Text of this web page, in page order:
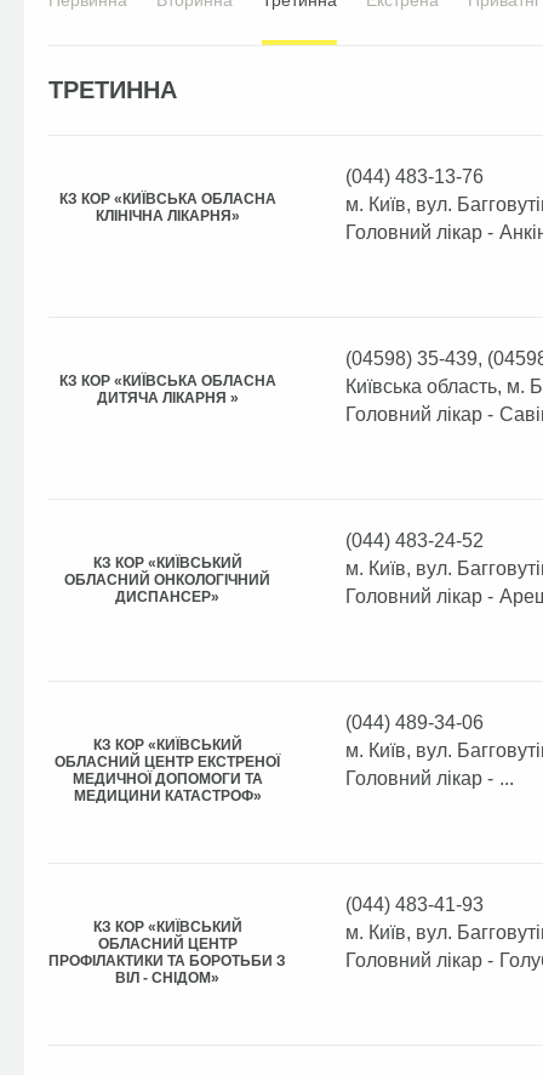
ТРЕТИННА
КЗ КОР «КИЇВСЬКА ОБЛАСНА
КЛІНІЧНА ЛІКАРНЯ»
(044) 483-13-76
м. Київ, вул.
Головний лікар -
КЗ КОР «КИЇВСЬКА ОБЛАСНА
ДИТЯЧА ЛІКАРНЯ »
(04598) 35-439,
Київська область, м.
Головний лікар -
КЗ КОР «КИЇВСЬКИЙ
ОБЛАСНИЙ ОНКОЛОГІЧНИЙ
ДИСПАНСЕР»
(044) 483-24-52
м. Київ, вул.
Головний лікар -
КЗ КОР «КИЇВСЬКИЙ
ОБЛАСНИЙ ЦЕНТР ЕКСТРЕНОЇ
МЕДИЧНОЇ ДОПОМОГИ ТА
МЕДИЦИНИ КАТАСТРОФ»
(044) 489-34-06
м. Київ, вул.
Головний лікар - ...
КЗ КОР «КИЇВСЬКИЙ
ОБЛАСНИЙ ЦЕНТР
ПРОФІЛАКТИКИ ТА БОРОТЬБИ З
ВІЛ - СНІДОМ»
(044) 483-41-93
м. Київ, вул.
Головний лікар -